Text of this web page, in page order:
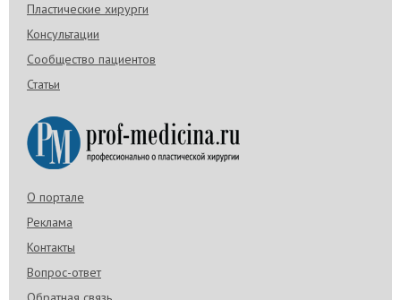
Пластические хирурги
Консультации
Сообщество пациентов
Статьи
О портале
Реклама
Контакты
Вопрос-ответ